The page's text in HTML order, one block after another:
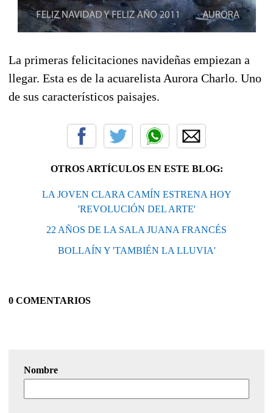
La primeras felicitaciones navideñas empiezan a
llegar. Esta es de la acuarelista Aurora Charlo. Uno
de sus característicos paisajes.
OTROS ARTÍCULOS EN ESTE BLOG:
LA JOVEN CLARA CAMÍN ESTRENA HOY
'REVOLUCIÓN DEL ARTE'
22 AÑOS DE LA SALA JUANA FRANCÉS
BOLLAÍN Y 'TAMBIÉN LA LLUVIA'
0 COMENTARIOS
Nombre